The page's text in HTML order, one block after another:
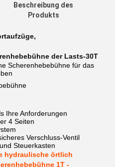
Beschreibung des
Produkts
,
der Lasts-30T
Scherenhebebühne für das
Ihre Anforderungen
4 Seiten
Verschluss-Ventil
Steuerkasten
hydraulische örtlich
1T -